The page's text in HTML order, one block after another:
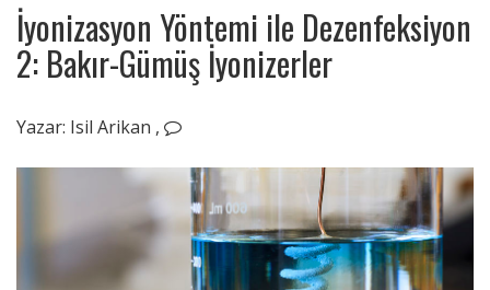
İyonizasyon Yöntemi ile Dezenfeksiyon
2: Bakır-Gümüş İyonizerler
Yazar: Isil Arikan ,
04,
2020